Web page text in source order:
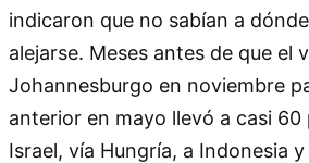
indicaron que no sabían a
alejarse. Meses antes de que el
Johannesburgo en noviembre
anterior en mayo llevó a casi 60
Israel, vía Hungría, a Indonesia